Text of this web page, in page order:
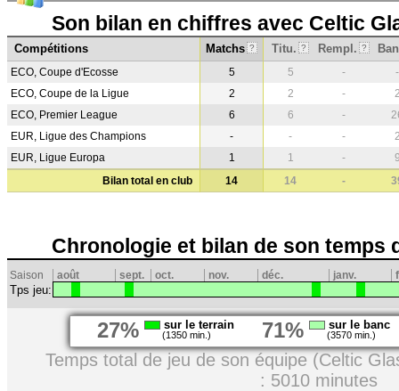
Son bilan en chiffres avec Celtic
Compétitions Matchs ? Titu. ? Rempl. ?
ECO, Coupe d'Ecosse 5 5 -
-
ECO, Coupe de la Ligue
2 2 -
ECO, Premier League
6 6 -
EUR, Ligue des Champions
- - -
EUR, Ligue Europa
1 1 -
Bilan total en club
14 14 -
Chronologie et bilan de son temps
Saison août sept. oct. nov. déc. janv.
Tps jeu:
27% sur le terrain
(1350 min.) 71% sur le banc
(3570 min.)
Temps total de jeu de son équipe (Celtic
: 5010 minutes